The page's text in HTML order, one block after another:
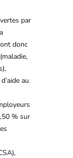
par
donc
au
% sur